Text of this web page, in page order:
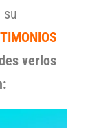
su
verlos